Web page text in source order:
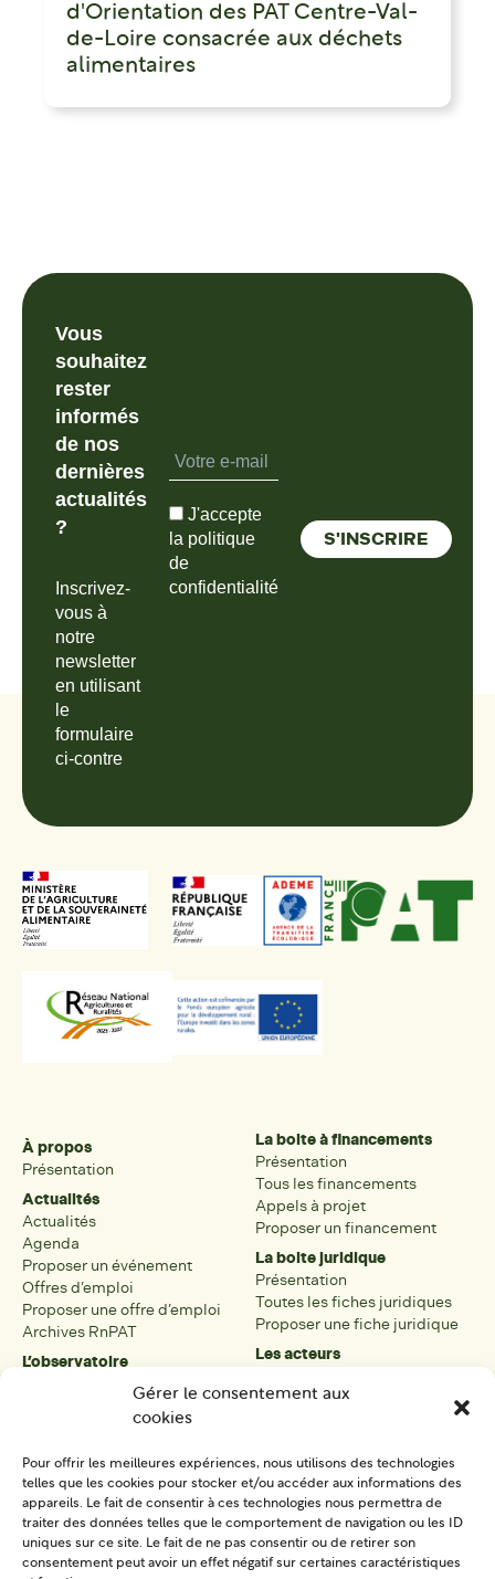
Gérer le consentement aux
cookies
Pour offrir les meilleures expériences, nous utilisons des technologies
telles que les cookies pour stocker et/ou accéder aux informations des
appareils. Le fait de consentir à ces technologies nous permettra de
traiter des données telles que le comportement de navigation ou les ID
uniques sur ce site. Le fait de ne pas consentir ou de retirer son
consentement peut avoir un effet négatif sur certaines caractéristiques
d'Orientation des PAT Centre-Val-
de-Loire consacrée aux déchets
alimentaires
Vous
souhaitez
rester
informés
de nos
dernières
actualités
?
Inscrivez-
vous à
notre
newsletter
en utilisant
le
formulaire
ci-contre
J'accepte
la politique
de
confidentialité
À propos
Présentation
Actualités
Actualités
Agenda
Proposer un événement
Offres d’emploi
Proposer une offre d’emploi
Archives RnPAT
L’observatoire
Présentation de l’observatoire
La boîte à outils
Présentation
Tous les outils
Proposer un outil
La boite à financements
Présentation
Tous les financements
Appels à projet
Proposer un financement
La boite juridique
Présentation
Toutes les fiches juridiques
Proposer une fiche juridique
Les acteurs
Tous les acteurs